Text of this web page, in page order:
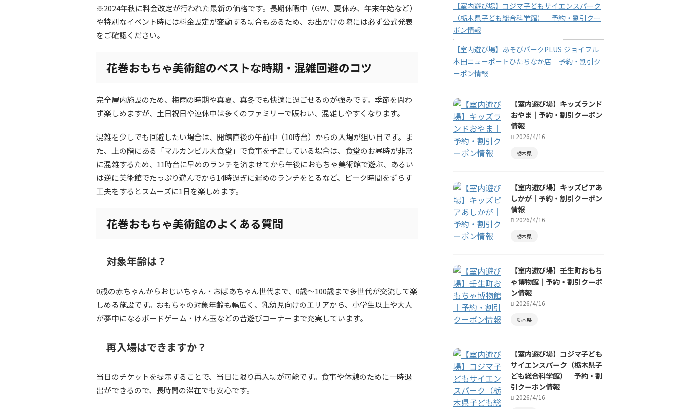
※2024年秋に料金改定が行われた最新の価格です。長期休暇中（GW、夏休み、年末年始など）
や特別なイベント時には料金設定が変動する場合もあるため、お出かけの際には必ず公式発表
をご確認ください。
花巻おもちゃ美術館のベストな時期・混雑回避のコツ
完全屋内施設のため、梅雨の時期や真夏、真冬でも快適に過ごせるのが強みです。季節を問わ
ず楽しめますが、土日祝日や連休中は多くのファミリーで賑わい、混雑しやすくなります。
混雑を少しでも回避したい場合は、開館直後の午前中（10時台）からの入場が狙い目です。ま
た、上の階にある「マルカンビル大食堂」で食事を予定している場合は、食堂のお昼時が非常
に混雑するため、11時台に早めのランチを済ませてから午後におもちゃ美術館で遊ぶ、あるい
は逆に美術館でたっぷり遊んでから14時過ぎに遅めのランチをとるなど、ピーク時間をずらす
工夫をするとスムーズに1日を楽しめます。
花巻おもちゃ美術館のよくある質問
対象年齢は？
0歳の赤ちゃんからおじいちゃん・おばあちゃん世代まで、0歳～100歳まで多世代が交流して楽
しめる施設です。おもちゃの対象年齢も幅広く、乳幼児向けのエリアから、小学生以上や大人
が夢中になるボードゲーム・けん玉などの昔遊びコーナーまで充実しています。
再入場はできますか？
当日のチケットを提示することで、当日に限り再入場が可能です。食事や休憩のために一時退
出ができるので、長時間の滞在でも安心です。
【室内遊び場】コジマ子どもサイエンスパーク
（栃木県子ども総合科学館）｜予約・割引クー
ポン情報
【室内遊び場】あそびパークPLUS ジョイフル
本田ニューポートひたちなか店｜予約・割引ク
ーポン情報
【室内遊び場】キッズランド
おやま｜予約・割引クーポン
情報
2026/4/16
栃木県
【室内遊び場】キッズピアあ
しかが｜予約・割引クーポン
情報
2026/4/16
栃木県
【室内遊び場】壬生町おもち
ゃ博物館｜予約・割引クーポ
ン情報
2026/4/16
栃木県
【室内遊び場】コジマ子ども
サイエンスパーク（栃木県子
ども総合科学館）｜予約・割
引クーポン情報
2026/4/16